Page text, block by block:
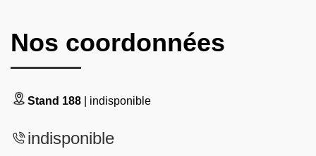
Nos coordonnées
Stand 188 | indisponible
indisponible